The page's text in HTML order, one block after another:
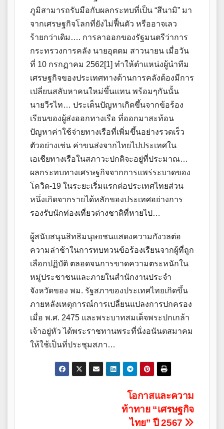
ภูมิสามารถรับมือกับผลกระทบที่เป็น “สึนามิ” มา
จากเศรษฐกิจโลกที่ยังไม่ฟื้นตัว หรืออาจเลว
ร้ายกว่าเดิม…. การลาออกของรัฐมนตรีว่าการ
กระทรวงการคลัง นายอุตตม สาวนายน เมื่อวัน
ที่ 10 กรกฏาคม 2562[1] ทำให้ตำแหน่งผู้นำทีม
เศรษฐกิจของประเทศทางด้านการคลังต้องมีการ
เปลี่ยนสลับหาคนใหม่ขึ้นแทน พร้อมๆกันนั้น
นายวีรไท… ประเด็นปัญหาเกิดขึ้นจากข้อร้อง
เรียนของผู้ส่งออกทางเรือ ที่ออกมาสะท้อน
ปัญหาค่าใช้จ่ายทางเรือที่เพิ่มขึ้นอย่างรวดเร็ว
ตัวอย่างเช่น ค่าขนส่งจากไทยไปประเทศใน
เอเชียทางเรือในสภาวะปกติจะอยู่ที่ประมาณ…
ผลกระทบทางเศรษฐกิจจากการแพร่ระบาดของ
โควิด-19 ในระยะเริ่มแรกต่อประเทศไทยส่วน
หนึ่งเกิดจากรายได้หลักของประเทศอย่างการ
รองรับนักท่องเที่ยวต่างชาติที่หายไป…
ผู้สนับสนุนสิทธิมนุษยชนแสดงความกังวลต่อ
ความล่าช้าในการทบทวนข้อร้องเรียนจากผู้ที่ถูก
เลือกปฏิบัติ ตลอดจนการขาดความตระหนักใน
หมู่ประชาชนและภายในสำนักงานประจำ
จังหวัดของ พม. รัฐสภาของประเทศไทยเกิดขึ้น
ภายหลังเหตุการณ์การเปลี่ยนแปลงการปกครอง
เมื่อ พ.ศ. 2475 และพระบาทสมเด็จพระปกเกล้า
เจ้าอยู่หัว ได้พระราชทานพระที่นั่งอนันตสมาคม
ให้ใช้เป็นที่ประชุมสภา…
โอกาสและความ
ท้าทาย “เศรษฐกิจ
ไทย” ปี 2567